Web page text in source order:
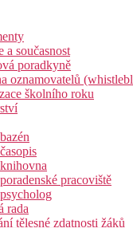
a současnost
poradkyně
oznamovatelů
školního roku
pracoviště
rada
tělesné zdatnosti žáků